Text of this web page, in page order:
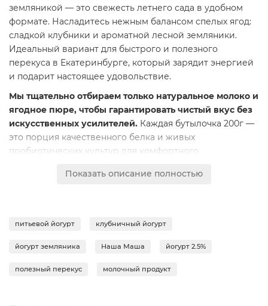
земляникой — это свежесть летнего сада в удобном
формате. Насладитесь нежным балансом спелых ягод:
сладкой клубники и ароматной лесной земляники.
Идеальный вариант для быстрого и полезного
перекуса в Екатеринбурге, который зарядит энергией
и подарит настоящее удовольствие.
Мы тщательно отбираем только натуральное молоко и
ягодное пюре, чтобы гарантировать чистый вкус без
искусственных усилителей. Каждая бутылочка 200г —
это порция качественного белка и живых
пробиотических культур для комфортного
2,5% станет любимым продуктом для всей семьи.
всех этапах производства.«Гастроном Династия» в
сертифицированные товары. Йогурт «Наша Маша» —
это уверенность в качестве и происхождении каждого
Показать описание полностью
питьевой йогурт клубничный йогурт
йогурт земляника Наша Маша йогурт 2.5%
полезный перекус молочный продукт